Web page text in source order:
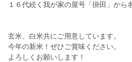
１６代続く我が家の屋号「掛田」から
玄米、白米共にご用意しています。
今年の新米！ぜひご賞味ください。
よろしくお願いします！